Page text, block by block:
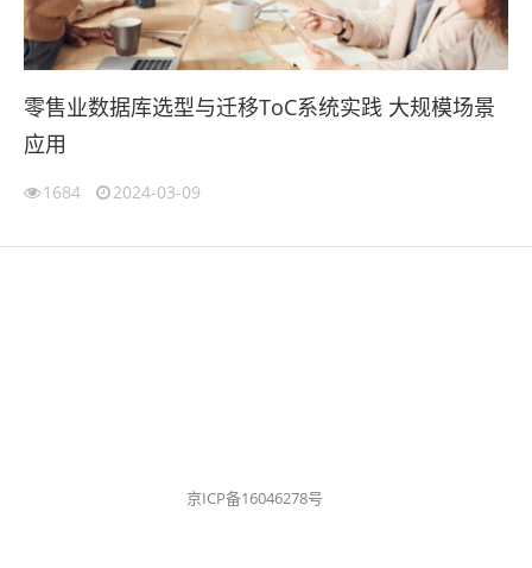
零售业数据库选型与迁移ToC系统实践 大规模场景
应用
1684 2024-03-09
京ICP备16046278号